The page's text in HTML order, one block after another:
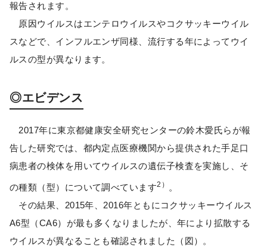
報告されます。
原因ウイルスはエンテロウイルスやコクサッキーウイル
スなどで、インフルエンザ同様、流行する年によってウイ
ルスの型が異なります。
◎エビデンス
2017年に東京都健康安全研究センターの鈴木愛氏らが報
告した研究では、都内定点医療機関から提供された手足口
病患者の検体を用いてウイルスの遺伝子検査を実施し、そ
の種類（型）について調べています2）
。
その結果、2015年、2016年ともにコクサッキーウイルス
A6型（CA6）が最も多くなりましたが、年により拡散する
ウイルスが異なることも確認されました（図）。